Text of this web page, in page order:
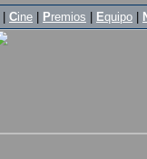
Cine Premios Equipo